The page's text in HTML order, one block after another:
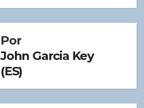
Por
John Garcia Key
(ES)